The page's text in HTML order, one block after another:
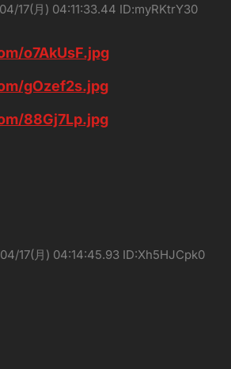
17(月) 04:11:33.44 ID:myRKtrY30
o7AkUsF.jpg
gOzef2s.jpg
88Gj7Lp.jpg
17(月) 04:14:45.93 ID:Xh5HJCpk0